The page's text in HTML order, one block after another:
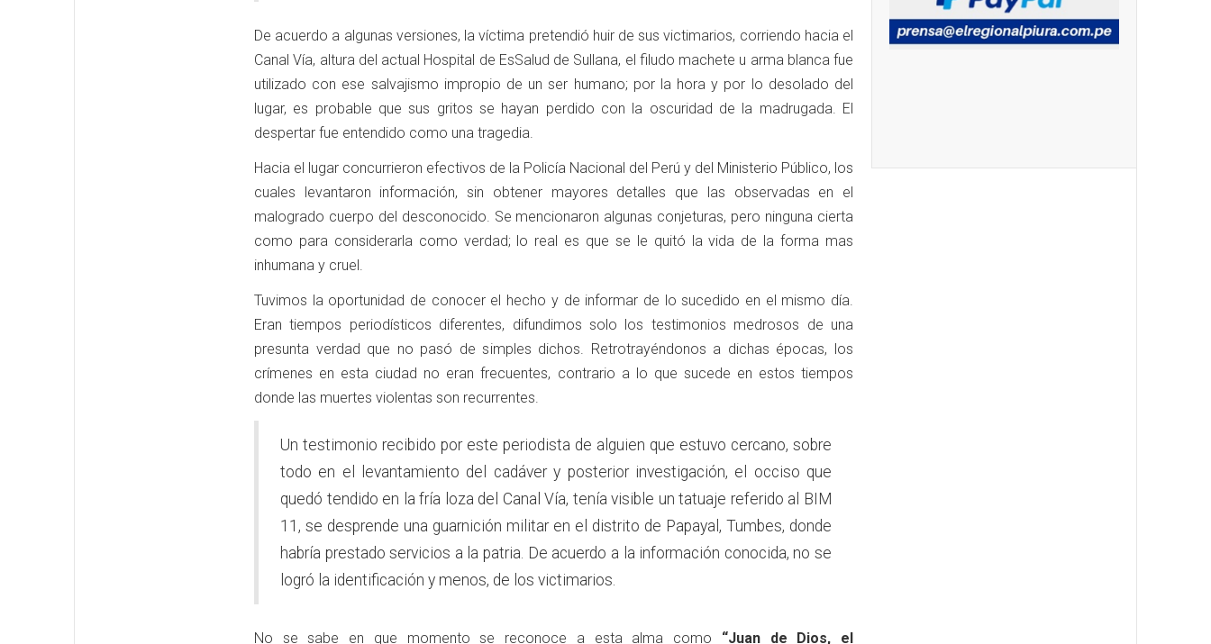
De acuerdo a algunas versiones, la víctima pretendió huir de sus victimarios, corriendo hacia el
Canal Vía, altura del actual Hospital de EsSalud de Sullana, el filudo machete u arma blanca fue
utilizado con ese salvajismo impropio de un ser humano; por la hora y por lo desolado del
lugar, es probable que sus gritos se hayan perdido con la oscuridad de la madrugada. El
despertar fue entendido como una tragedia.
Hacia el lugar concurrieron efectivos de la Policía Nacional del Perú y del Ministerio Público, los
cuales levantaron información, sin obtener mayores detalles que las observadas en el
malogrado cuerpo del desconocido. Se mencionaron algunas conjeturas, pero ninguna cierta
como para considerarla como verdad; lo real es que se le quitó la vida de la forma mas
inhumana y cruel.
Tuvimos la oportunidad de conocer el hecho y de informar de lo sucedido en el mismo día.
Eran tiempos periodísticos diferentes, difundimos solo los testimonios medrosos de una
presunta verdad que no pasó de simples dichos. Retrotrayéndonos a dichas épocas, los
crímenes en esta ciudad no eran frecuentes, contrario a lo que sucede en estos tiempos
donde las muertes violentas son recurrentes.
Un testimonio recibido por este periodista de alguien que estuvo cercano, sobre
todo en el levantamiento del cadáver y posterior investigación, el occiso que
quedó tendido en la fría loza del Canal Vía, tenía visible un tatuaje referido al BIM
11, se desprende una guarnición militar en el distrito de Papayal, Tumbes, donde
habría prestado servicios a la patria. De acuerdo a la información conocida, no se
logró la identificación y menos, de los victimarios.
No se sabe en que momento se reconoce a esta alma como “Juan de Dios, el